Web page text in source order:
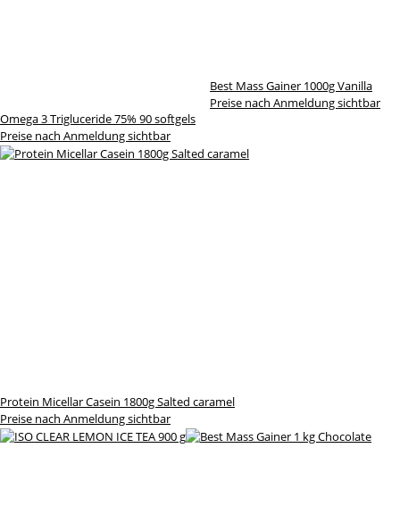
Omega 3 Trigluceride 75% 90 softgels
Preise nach Anmeldung sichtbar
Best Mass Gainer 1000g Vanilla
Preise nach Anmeldung sichtbar
Protein Micellar Casein 1800g Salted caramel
Preise nach Anmeldung sichtbar